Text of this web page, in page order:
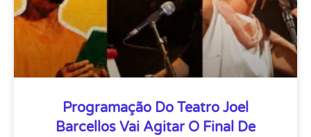
Programação Do Teatro Joel
Barcellos Vai Agitar O Final De